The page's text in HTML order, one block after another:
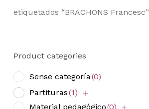
etiquetados “BRACHONS Francesc”
Product categories
Sense categoría(0)
Partituras(1)
Material pedagógico(0)